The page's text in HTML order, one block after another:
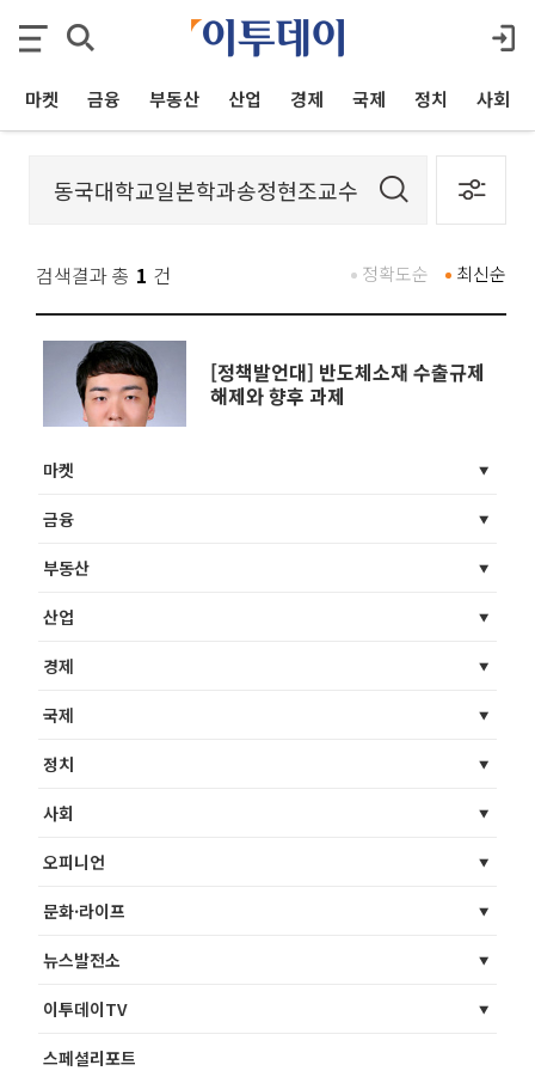
마켓 금융 부동산 산업 경제 국제 정치 사회
검색결과 총 1 건 최신순
정확도순
[정책발언대] 반도체소재 수출규제
해제와 향후 과제
마켓
금융
부동산
산업
경제
국제
정치
사회
오피니언
문화·라이프
뉴스발전소
이투데이TV
스페셜리포트